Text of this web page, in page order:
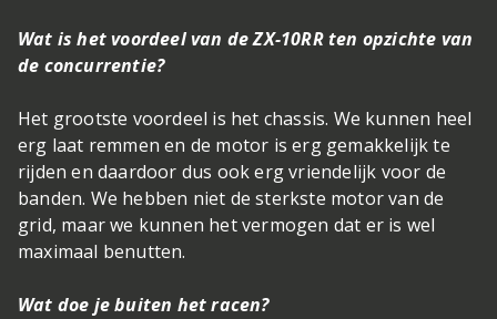
Wat is het voordeel van de ZX-10RR ten opzichte van
de concurrentie?
Het grootste voordeel is het chassis. We kunnen heel
erg laat remmen en de motor is erg gemakkelijk te
rijden en daardoor dus ook erg vriendelijk voor de
banden. We hebben niet de sterkste motor van de
grid, maar we kunnen het vermogen dat er is wel
maximaal benutten.
Wat doe je buiten het racen?